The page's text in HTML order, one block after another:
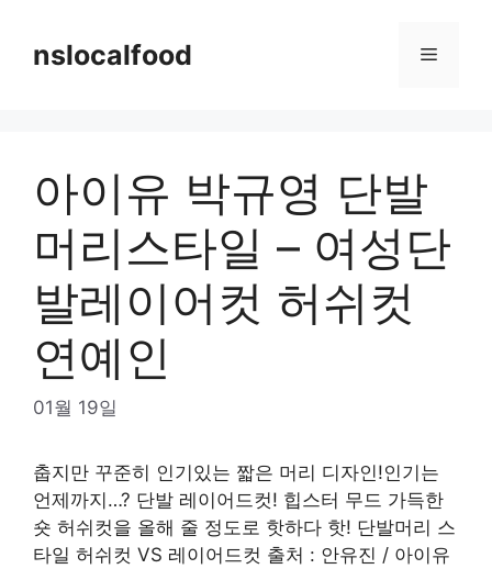
contentnslocalfood Menu
아이유 박규영 단발
머리스타일 – 여성단
발레이어컷 허쉬컷
연예인
01월 19일
춥지만 꾸준히 인기있는 짧은 머리 디자인!인기는
언제까지…? 단발 레이어드컷! 힙스터 무드 가득한
숏 허쉬컷을 올해 줄 정도로 핫하다 핫! 단발머리 스
타일 허쉬컷 VS 레이어드컷 출처 : 안유진 / 아이유